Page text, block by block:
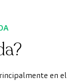
en el